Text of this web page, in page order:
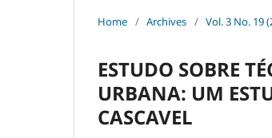
Home / Archives / Vol. 3 No. 19
ESTUDO SOBRE
URBANA: UM
CASCAVEL